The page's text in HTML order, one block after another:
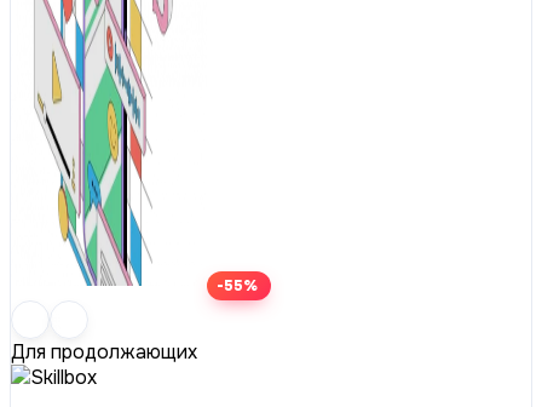
-55%
Для продолжающих